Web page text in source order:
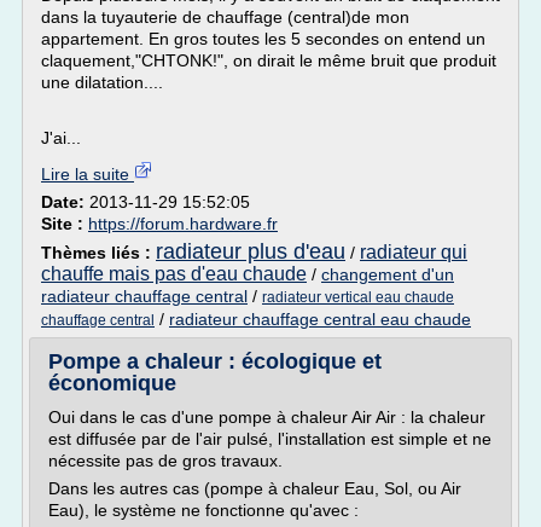
dans la tuyauterie de chauffage (central)de mon
appartement. En gros toutes les 5 secondes on entend un
claquement,"CHTONK!", on dirait le même bruit que produit
une dilatation....
J'ai...
Lire la suite
Date: 2013-11-29 15:52:05
Site : https://forum.hardware.fr
Thèmes liés : radiateur plus d'eau / radiateur qui
chauffe mais pas d'eau chaude / changement d'un
radiateur chauffage central / radiateur vertical eau chaude
chauffage central / radiateur chauffage central eau chaude
Pompe a chaleur : écologique et
économique
Oui dans le cas d'une pompe à chaleur Air Air : la chaleur
est diffusée par de l'air pulsé, l'installation est simple et ne
nécessite pas de gros travaux.
Dans les autres cas (pompe à chaleur Eau, Sol, ou Air
Eau), le système ne fonctionne qu'avec :